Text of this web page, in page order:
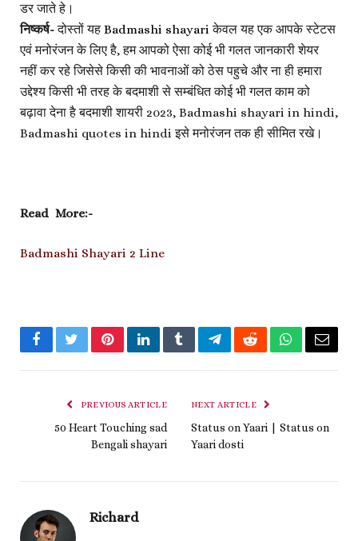
डर जाते हे।
निष्कर्ष-दोस्तों यह Badmashi shayariकेवल यह एक आपके स्टेटस
एवं मनोरंजन के लिए है, हम आपको ऐसा कोई भी गलत जानकारी शेयर
नहीं कर रहे जिसेसे किसी की भावनाओं को ठेस पहुचे और ना ही हमारा
उद्देश्य किसी भी तरह के बदमाशी से सम्बंधित कोई भी गलत काम को
बढ़ावा देना है बदमाशी शायरी 2023, Badmashi shayari in hindi,
Badmashi quotes in hindi इसे मनोरंजन तक ही सीमित रखे।
Read More:-
Badmashi Shayari 2 Line
FacebookTwitterPinterestLinkedInTumblrTelegramRedditWhatsApp
Email
PREVIOUS ARTICLE
50 Heart Touching sad
Bengali shayari
NEXT ARTICLE
Status on Yaari | Status on
Yaari dosti
Richard